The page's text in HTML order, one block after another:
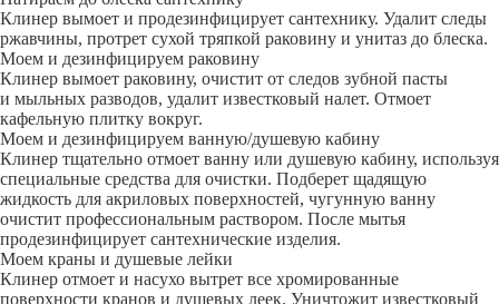
Клинер вымоет и продезинфицирует сантехнику. Удалит следы
ржавчины, протрет сухой тряпкой раковину и унитаз до блеска.
Моем и дезинфицируем раковину
Клинер вымоет раковину, очистит от следов зубной пасты
и мыльных разводов, удалит известковый налет. Отмоет
кафельную плитку вокруг.
Моем и дезинфицируем ванную/душевую кабину
Клинер тщательно отмоет ванну или душевую кабину, используя
специальные средства для очистки. Подберет щадящую
жидкость для акриловых поверхностей, чугунную ванну
очистит профессиональным раствором. После мытья
продезинфицирует сантехнические изделия.
Моем краны и душевые лейки
Клинер отмоет и насухо вытрет все хромированные
поверхности кранов и душевых леек. Уничтожит известковый